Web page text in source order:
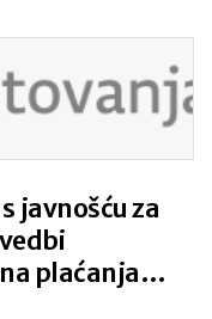
javnošću za
plaćanja